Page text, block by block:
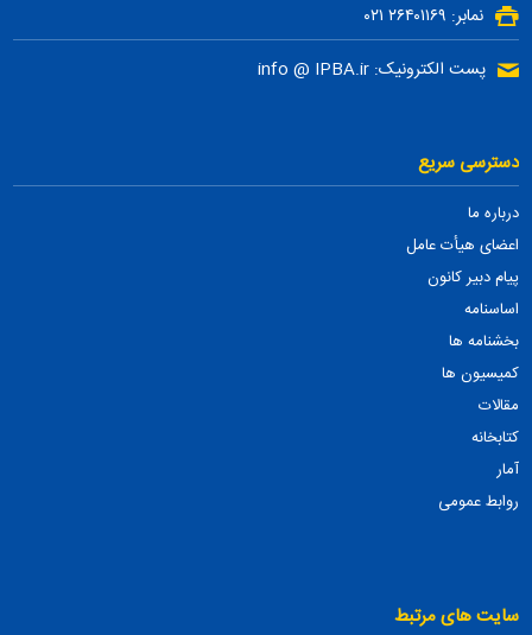
نمابر: ۲۶۴۰۱۱۶۹ ۰۲۱
پست الکترونیک: info @ IPBA.ir
دسترسی سریع
درباره ما
اعضای هیأت عامل
پیام دبیر کانون
اساسنامه
بخشنامه ها
کمیسیون ها
مقالات
کتابخانه
آمار
روابط عمومی
سایت های مرتبط